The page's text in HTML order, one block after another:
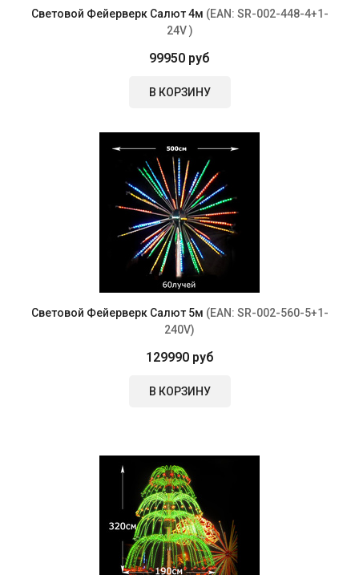
Световой Фейерверк Салют 4м (EAN: SR-002-448-4+1-
24V)
99950 руб
В КОРЗИНУ
Световой Фейерверк Салют 5м (EAN: SR-002-560-5+1-
240V)
129990 руб
В КОРЗИНУ